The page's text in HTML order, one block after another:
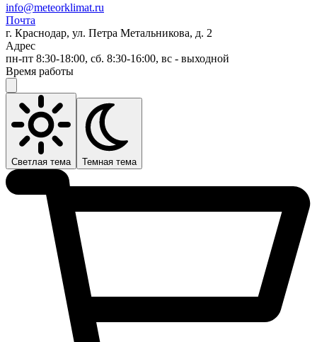
info@meteorklimat.ru
Почта
г. Краснодар, ул. Петра Метальникова, д. 2
Адрес
пн-пт 8:30-18:00, сб. 8:30-16:00, вс - выходной
Время работы
Светлая тема Темная тема